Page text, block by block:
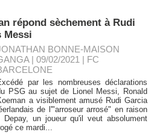
répond sèchement à Rudi
Messi
BONNE-MAISON
| 09/02/2021 | FC
par les nombreuses déclarations
PSG au sujet de Lionel Messi, Ronald
a visiblement amusé Rudi Garcia
de l'"arroseur arrosé" en raison
un joueur qu'il veut absolument
ce mardi...